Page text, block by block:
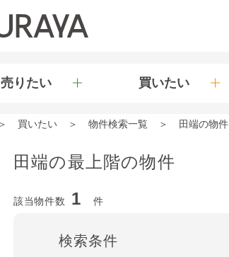
売りたい 買いたい
買いたい 物件検索一覧 田端の物件
田端の最上階の物件
該当物件数 1 件
検索条件